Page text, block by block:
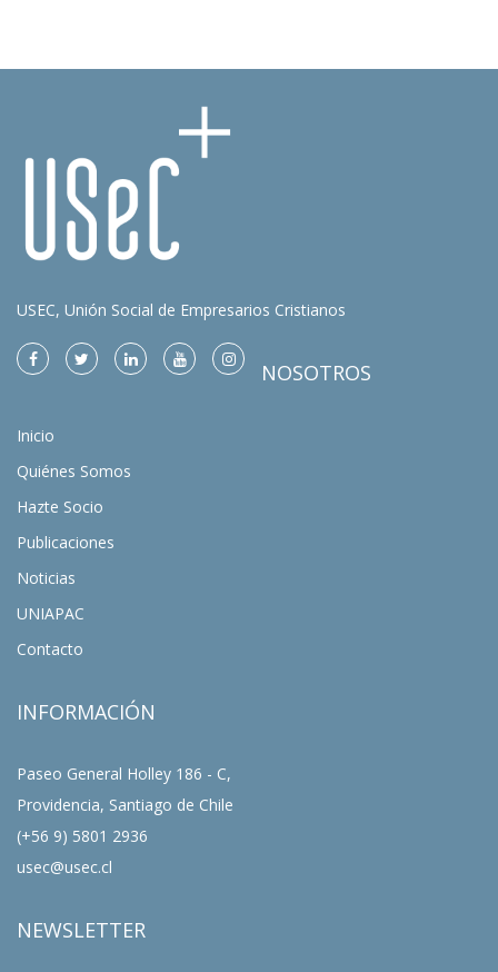
USEC, Unión Social de Empresarios Cristianos
NOSOTROS
Inicio
Quiénes Somos
Hazte Socio
Publicaciones
Noticias
UNIAPAC
Contacto
INFORMACIÓN
Paseo General Holley 186 - C,
Providencia, Santiago de Chile
(+56 9) 5801 2936
usec@usec.cl
NEWSLETTER